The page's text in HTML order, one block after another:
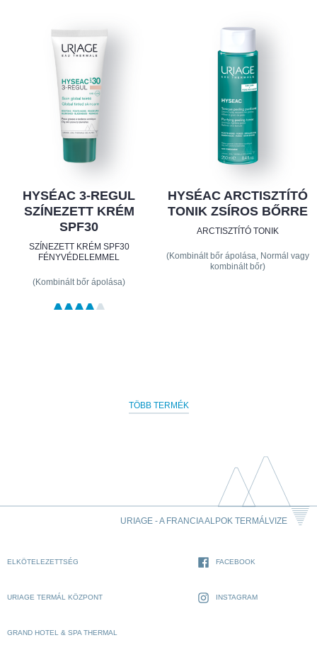
HYSÉAC 3-REGUL
SZÍNEZETT KRÉM
SPF30
SZÍNEZETT KRÉM SPF30
FÉNYVÉDELEMMEL
(Kombinált bőr ápolása)
HYSÉAC ARCTISZTÍTÓ
TONIK ZSÍROS BŐRRE
ARCTISZTÍTÓ TONIK
(Kombinált bőr ápolása, Normál vagy
kombinált bőr)
TÖBB TERMÉK
URIAGE - A FRANCIA ALPOK TERMÁLVIZE
ELKÖTELEZETTSÉG
URIAGE TERMÁL KÖZPONT
GRAND HOTEL & SPA THERMAL
FACEBOOK
INSTAGRAM